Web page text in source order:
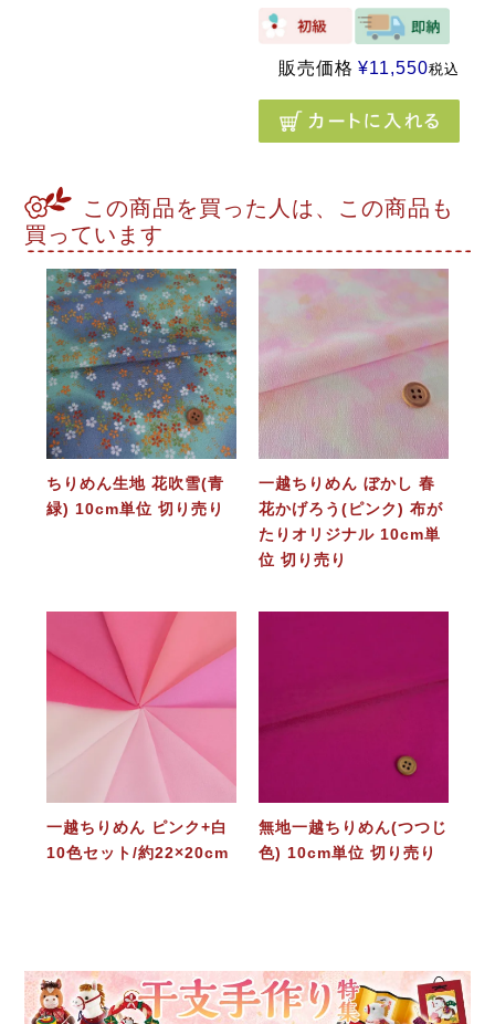
販売価格 ¥11,550税込
この商品を買った人は、この商品も
買っています
ちりめん生地 花吹雪(青
緑) 10cm単位 切り売り
一越ちりめん ぼかし 春
花かげろう(ピンク) 布が
たりオリジナル 10cm単
位 切り売り
一越ちりめん ピンク+白
10色セット/約22×20cm
無地一越ちりめん(つつじ
色) 10cm単位 切り売り